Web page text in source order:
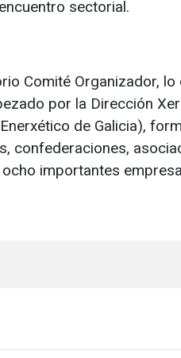
sectorial.
Comité Organizador, lo
por la Dirección
de Galicia),
confederaciones,
importantes